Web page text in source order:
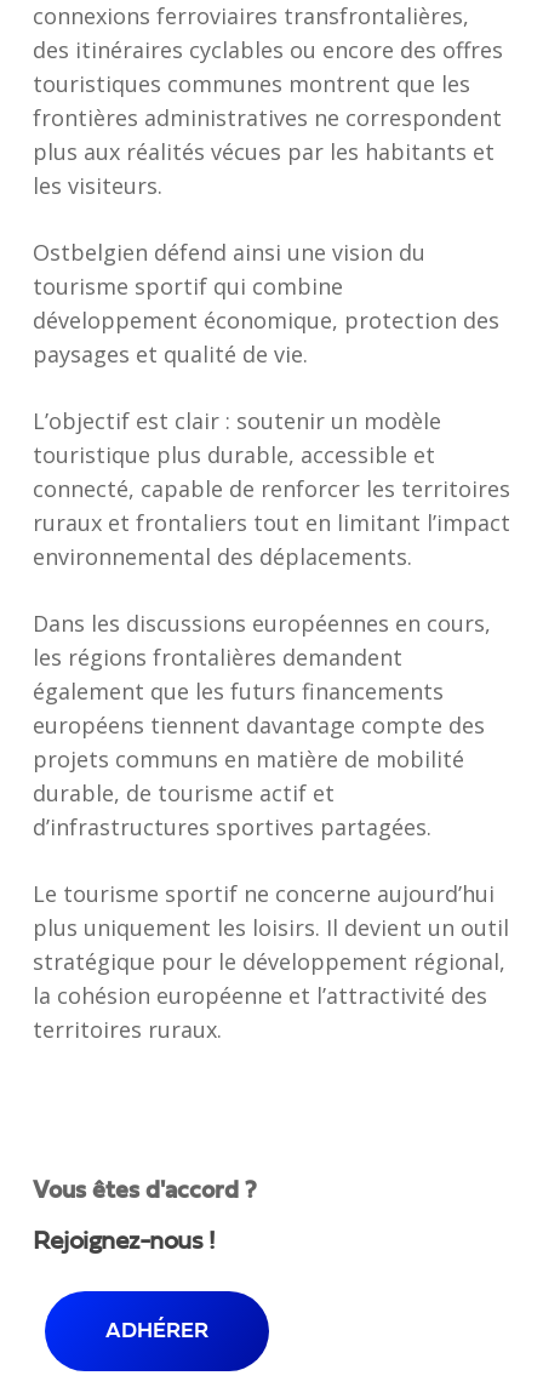
connexions ferroviaires transfrontalières,
des itinéraires cyclables ou encore des offres
touristiques communes montrent que les
frontières administratives ne correspondent
plus aux réalités vécues par les habitants et
les visiteurs.
Ostbelgien défend ainsi une vision du
tourisme sportif qui combine
développement économique, protection des
paysages et qualité de vie.
L’objectif est clair : soutenir un modèle
touristique plus durable, accessible et
connecté, capable de renforcer les territoires
ruraux et frontaliers tout en limitant l’impact
environnemental des déplacements.
Dans les discussions européennes en cours,
les régions frontalières demandent
également que les futurs financements
européens tiennent davantage compte des
projets communs en matière de mobilité
durable, de tourisme actif et
d’infrastructures sportives partagées.
Le tourisme sportif ne concerne aujourd’hui
plus uniquement les loisirs. Il devient un outil
stratégique pour le développement régional,
la cohésion européenne et l’attractivité des
territoires ruraux.
Vous êtes d'accord ?
Rejoignez-nous !
ADHÉRER